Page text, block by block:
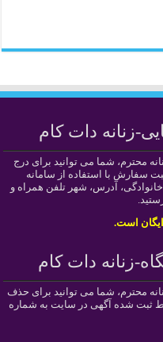
زنانه دات کام
محترم، شما می توانید برای درج
سفارش با استفاده از سامانه
آدرس، شهر تلفن همراه و
است.
زنانه دات کام
محترم، شما می توانید برای حذف